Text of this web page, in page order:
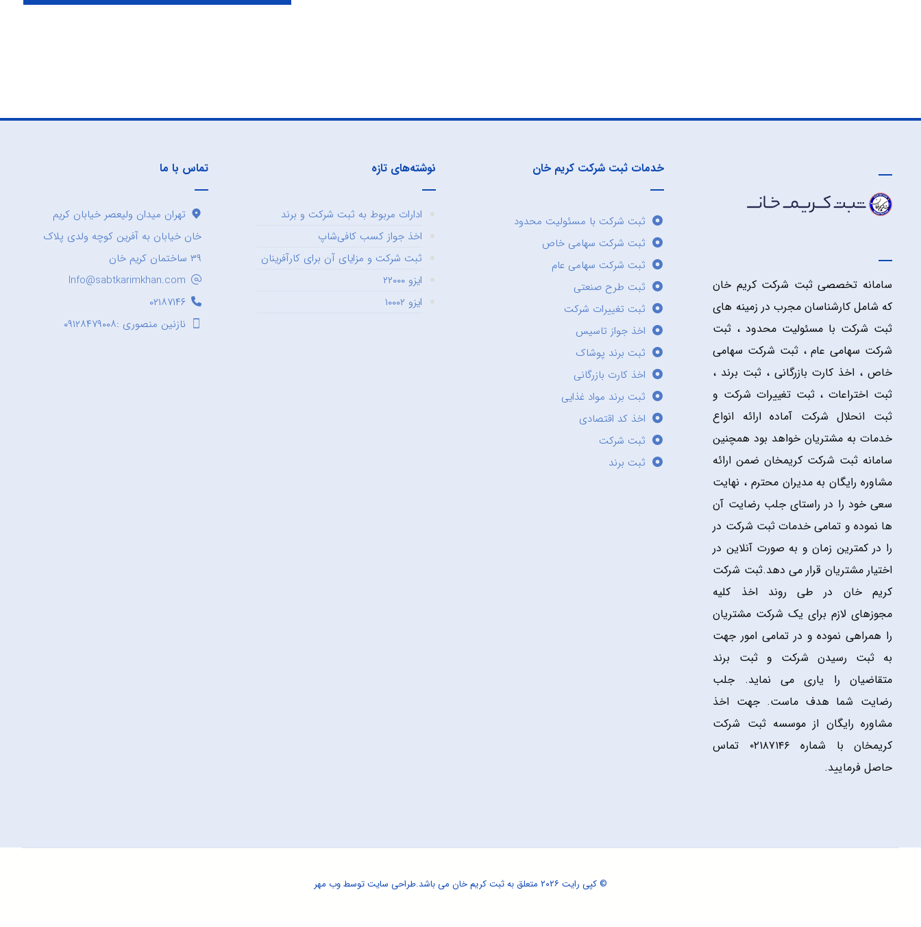
سامانه تخصصی ثبت شرکت کریم خان
که شامل کارشناسان مجرب در زمینه های
ثبت شرکت با مسئولیت محدود ، ثبت
شرکت سهامی عام ، ثبت شرکت سهامی
خاص ، اخذ کارت بازرگانی ، ثبت برند ،
ثبت اختراعات ، ثبت تغییرات شرکت و
ثبت انحلال شرکت آماده ارائه انواع
خدمات به مشتریان خواهد بود همچنین
سامانه ثبت شرکت کریمخان ضمن ارائه
مشاوره رایگان به مدیران محترم ، نهایت
سعی خود را در راستای جلب رضایت آن
ها نموده و تمامی خدمات ثبت شرکت در
را در کمترین زمان و به صورت آنلاین در
اختیار مشتریان قرار می دهد.ثبت شرکت
کریم خان در طی روند اخذ کلیه
مجوزهای لازم برای یک شرکت مشتریان
را همراهی نموده و در تمامی امور جهت
به ثبت رسیدن شرکت و ثبت برند
متقاضیان را یاری می نماید. جلب
رضایت شما هدف ماست. جهت اخذ
مشاوره رایگان از موسسه ثبت شرکت
کریمخان با شماره ۰۲۱۸۷۱۴۶ تماس
حاصل فرمایید.
خدمات ثبت شرکت کریم خان
ثبت شرکت با مسئولیت محدود
ثبت شرکت سهامی خاص
ثبت شرکت سهامی عام
ثبت طرح صنعتی
ثبت تغییرات شرکت
اخذ جواز تاسیس
ثبت برند پوشاک
اخذ کارت بازرگانی
ثبت برند مواد غذایی
اخذ کد اقتصادی
ثبت شرکت
ثبت برند
نوشته‌های تازه
ادارات مربوط به ثبت شرکت و برند
اخذ جواز کسب کافی‌شاپ
ثبت شرکت و مزایای آن برای کارآفرینان
ایزو ۲۲۰۰۰
ایزو ۱۰۰۰۲
تماس با ما
تهران میدان ولیعصر خیابان کریم
خان خیابان به آفرین کوچه ولدی پلاک
۳۹ ساختمان کریم خان
Info@sabtkarimkhan.com
۰۲۱۸۷۱۴۶
نازنین منصوری :۰۹۱۲۸۴۷۹۰۰۸
© کپی رایت ۲۰۲۶ متعلق به ثبت کریم خان می باشد. طراحی سایتتوسط وب مهر